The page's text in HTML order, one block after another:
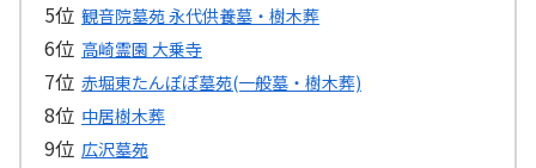
観音院墓苑 永代供養墓・樹木葬
高崎霊園 大乗寺
赤堀東たんぽぽ墓苑(一般墓・樹木葬)
中居樹木葬
広沢墓苑